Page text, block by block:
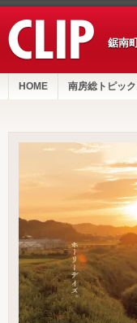
鋸南
HOME 南房総トピッ